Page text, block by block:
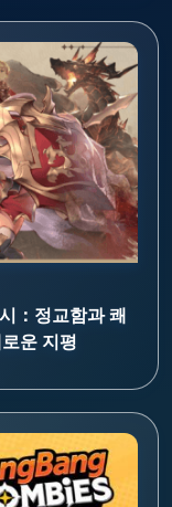
：정교함과 쾌
운 지평